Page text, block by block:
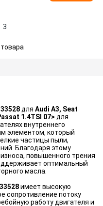
3
для Audi A3, Seat
1.4TSI 07> для
внутреннего
элементом, который
частицы пыли,
Благодаря этому
повышенного трения
оптимальный
масла.
имеет высокую
сопротивление потоку
работу двигателя и